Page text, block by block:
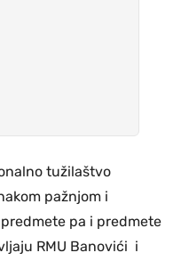
tužilaštvo
pažnjom i
pa i predmete
RMU Banovići i